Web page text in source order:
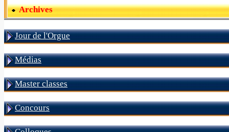
Archives
Jour de l'Orgue
Médias
Master classes
Concours